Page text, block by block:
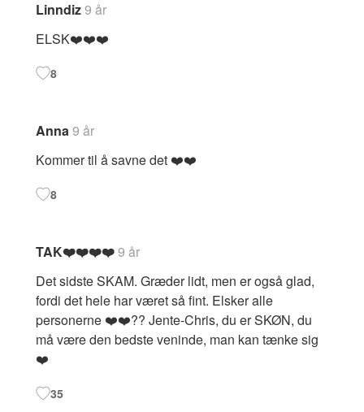
Linndiz9 år
ELSK❤️❤️❤️
8
Anna9 år
Kommer til å savne det ❤️❤️
8
TAK❤️❤️❤️❤️9 år
Det sidste SKAM. Græder lidt, men er også glad,
fordi det hele har været så fint. Elsker alle
personerne ❤️❤️?? Jente-Chris, du er SKØN, du
må være den bedste veninde, man kan tænke sig
❤️
35